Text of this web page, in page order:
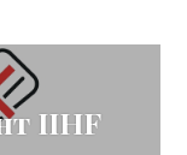
IIHF